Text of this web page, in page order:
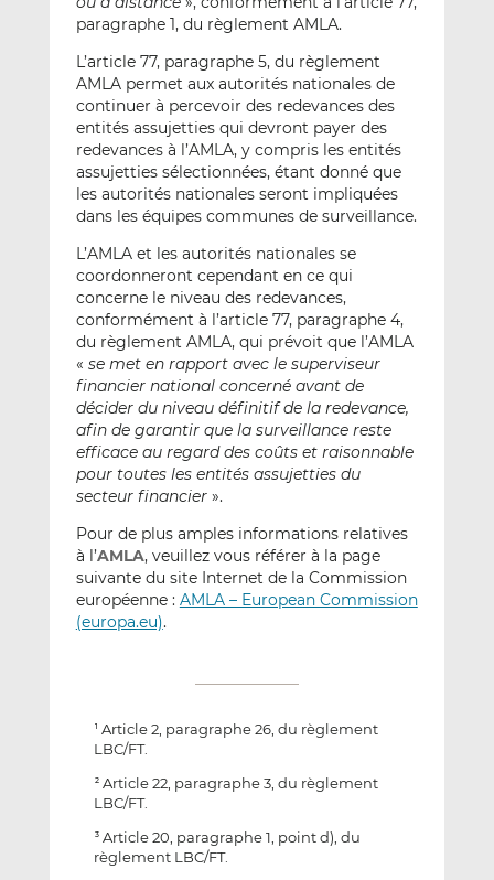
paragraphe 1, du règlement AMLA.
L’article 77, paragraphe 5, du règlement
AMLA permet aux autorités nationales de
continuer à percevoir des redevances des
entités assujetties qui devront payer des
redevances à l’AMLA, y compris les entités
assujetties sélectionnées, étant donné que
les autorités nationales seront impliquées
dans les équipes communes de surveillance.
L’AMLA et les autorités nationales se
coordonneront cependant en ce qui
concerne le niveau des redevances,
conformément à l’article 77, paragraphe 4,
du règlement AMLA, qui prévoit que l’AMLA
« se met en rapport avec le superviseur
financier national concerné avant de
décider du niveau définitif de la redevance,
afin de garantir que la surveillance reste
efficace au regard des coûts et raisonnable
pour toutes les entités assujetties du
secteur financier».
Pour de plus amples informations relatives
à l’AMLA, veuillez vous référer à la page
suivante du site Internet de la Commission
européenne : AMLA – European Commission
(europa.eu).
1 Article 2, paragraphe 26, du règlement
LBC/FT.
2Article 22, paragraphe 3, du règlement
LBC/FT.
3Article 20, paragraphe 1, point d), du
règlement LBC/FT.